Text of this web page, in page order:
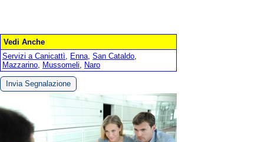
Vedi Anche
Servizi a Canicattì, Enna, San Cataldo,
Mazzarino, Mussomeli, Naro
Invia Segnalazione